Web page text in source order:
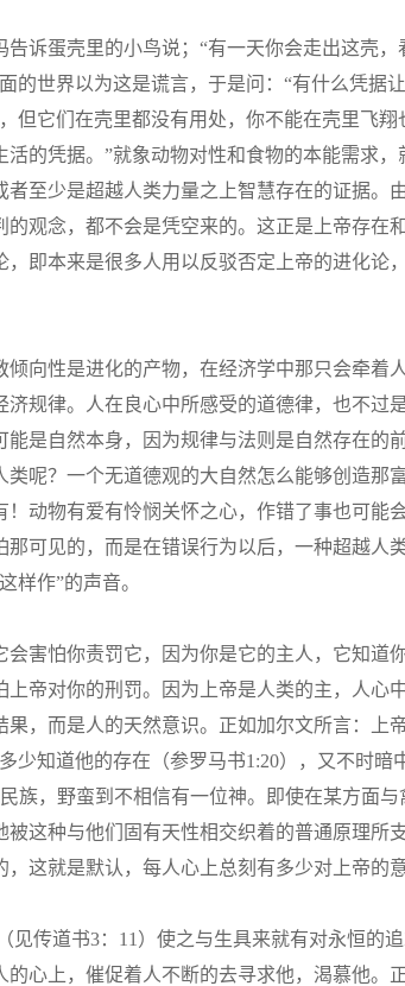
诉蛋壳里的小鸟说；“有一天你会走出这壳
的世界以为这是谎言，于是问：“有什么凭据
但它们在壳里都没有用处，你不能在壳里飞
活的凭据。”就象动物对性和食物的本能需求
者至少是超越人类力量之上智慧存在的证据。
的观念，都不会是凭空来的。这正是上帝存在
，即本来是很多人用以反驳否定上帝的进化论
向性是进化的产物，在经济学中那只会牵着
规律。人在良心中所感受的道德律，也不过
是自然本身，因为规律与法则是自然存在的
类呢？一个无道德观的大自然怎么能够创造那
！动物有爱有怜悯关怀之心，作错了事也可能
那可见的，而是在错误行为以后，一种超越人
样作”的声音。
害怕你责罚它，因为你是它的主人，它知道
帝对你的刑罚。因为上帝是人类的主，人心
果，而是人的天然意识。正如加尔文所言：上
少知道他的存在（参罗马书1:20），又不时暗
族，野蛮到不相信有一位神。即使在某方面
被这种与他们固有天性相交织着的普通原理所
这就是默认，每人心上总刻有多少对上帝的
见传道书3：11）使之与生具来就有对永恒的
的心上，催促着人不断的去寻求他，渴慕他。